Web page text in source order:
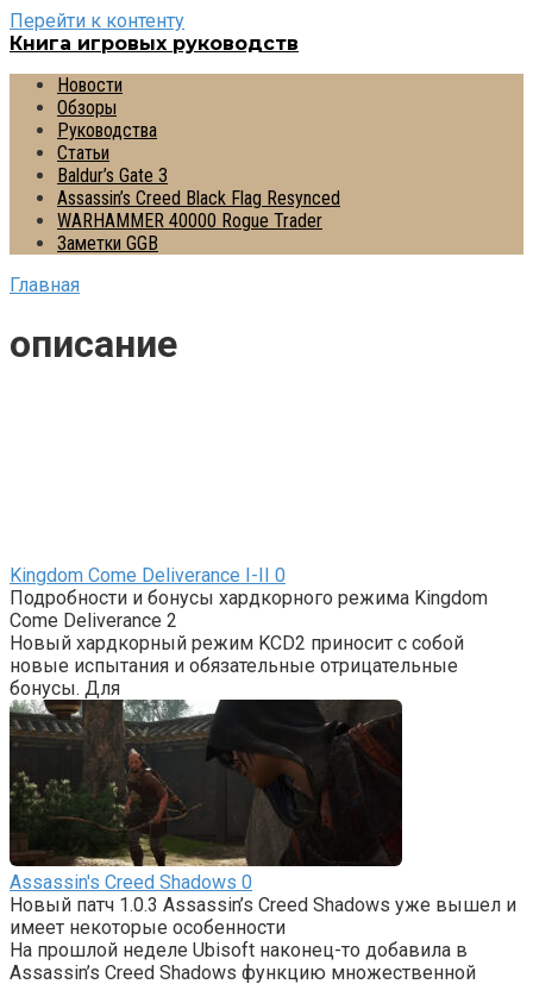
Перейти к контенту
Книга игровых руководств
Новости
Обзоры
Руководства
Статьи
Baldur’s Gate 3
Assassin’s Creed Black Flag Resynced
WARHAMMER 40000 Rogue Trader
Заметки GGB
Главная
описание
Kingdom Come Deliverance I-II 0
Подробности и бонусы хардкорного режима Kingdom
Come Deliverance 2
Новый хардкорный режим KCD2 приносит с собой
новые испытания и обязательные отрицательные
бонусы. Для
Assassin's Creed Shadows 0
Новый патч 1.0.3 Assassin’s Creed Shadows уже вышел и
имеет некоторые особенности
На прошлой неделе Ubisoft наконец-то добавила в
Assassin’s Creed Shadows функцию множественной